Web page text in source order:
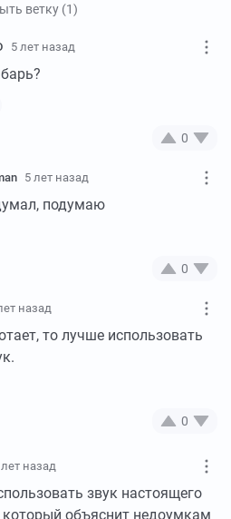
ветку (1)
5 лет назад
0
5 лет назад
подумаю
0
назад
то лучше использовать
0
лет назад
звук настоящего
который объяснит недоумкам